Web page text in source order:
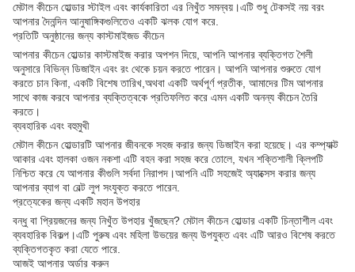
মেটাল কীচেন হোল্ডার স্টাইল এবং কার্যকারিতা এর নিখুঁত সমন্বয়।এটি শুধু টেকসই নয় বরং
আপনার দৈনন্দিন আনুষাঙ্গিকগুলিতেও একটি ঝলক যোগ করে.
প্রতিটি অনুষ্ঠানের জন্য কাস্টমাইজড কীচেন
আপনার কীচেন হোল্ডার কাস্টমাইজ করার অপশন দিয়ে, আপনি আপনার ব্যক্তিগত শৈলী
অনুসারে বিভিন্ন ডিজাইন এবং রং থেকে চয়ন করতে পারেন। আপনি আপনার শুরুতে যোগ
করতে চান কিনা, একটি বিশেষ তারিখ,অথবা একটি অর্থপূর্ণ প্রতীক, আমাদের টিম আপনার
সাথে কাজ করবে আপনার ব্যক্তিত্বকে প্রতিফলিত করে এমন একটি অনন্য কীচেন তৈরি
করতে।
ব্যবহারিক এবং বহুমুখী
মেটাল কীচেন হোল্ডারটি আপনার জীবনকে সহজ করার জন্য ডিজাইন করা হয়েছে। এর কম্প্যাক্ট
আকার এবং হালকা ওজন নকশা এটি বহন করা সহজ করে তোলে, যখন শক্তিশালী ক্লিপটি
নিশ্চিত করে যে আপনার কীগুলি সর্বদা নিরাপদ।আপনি এটি সহজেই অ্যাক্সেস করার জন্য
আপনার ব্যাগ বা বেল্ট লুপ সংযুক্ত করতে পারেন.
প্রত্যেকের জন্য একটি মহান উপহার
বন্ধু বা প্রিয়জনের জন্য নিখুঁত উপহার খুঁজছেন? মেটাল কীচেন হোল্ডার একটি চিন্তাশীল এবং
ব্যবহারিক বিকল্প।এটি পুরুষ এবং মহিলা উভয়ের জন্য উপযুক্ত এবং এটি আরও বিশেষ করতে
ব্যক্তিগতকৃত করা যেতে পারে.
আজই আপনার অর্ডার করুন